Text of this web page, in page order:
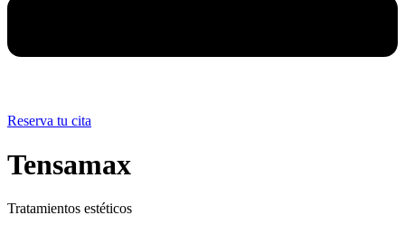
Reserva tu cita
Tensamax
Tratamientos estéticos